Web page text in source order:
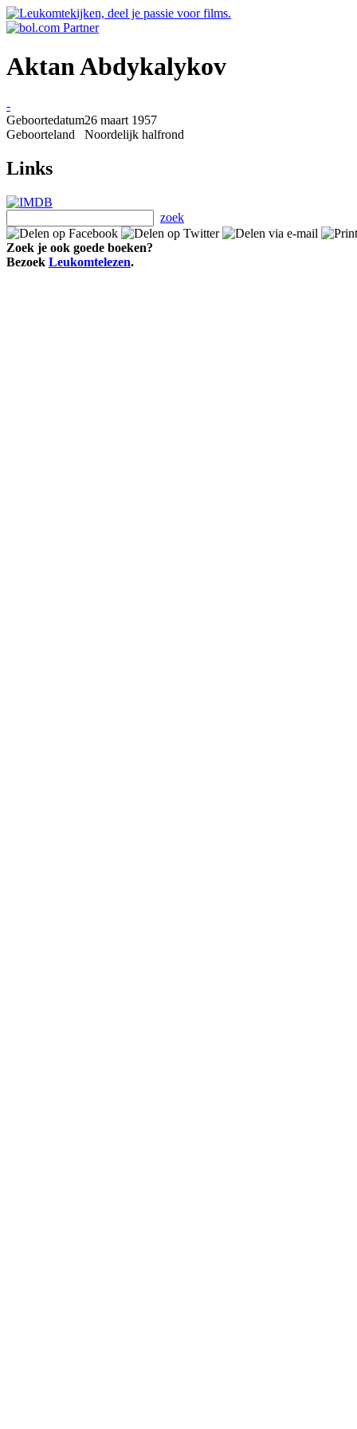
Aktan Abdykalykov
-
Geboortedatum26 maart 1957
Geboorteland
Noordelijk halfrond
Links
zoek
Zoek je ook goede boeken?
Bezoek Leukomtelezen.